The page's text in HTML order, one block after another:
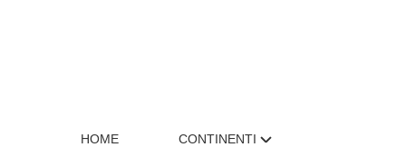
HOME CONTINENTI